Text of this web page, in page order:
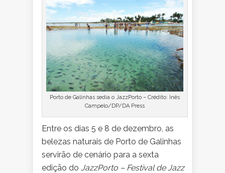
Porto de Galinhas sedia o JazzPorto – Crédito: Inês
Campelo/DP/DA Press
Entre os dias 5 e 8 de dezembro, as
belezas naturais de Porto de Galinhas
servirão de cenário para a sexta
edição do JazzPorto – Festival de Jazz